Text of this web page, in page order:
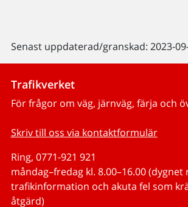
Senast uppdaterad/granskad: 2023-
Trafikverket
För frågor om väg, järnväg, färja och
Skriv till oss via kontaktformulär
Ring, 0771-921 921
måndag–fredag kl. 8.00–16.00
trafikinformation och akuta fel som
åtgärd)